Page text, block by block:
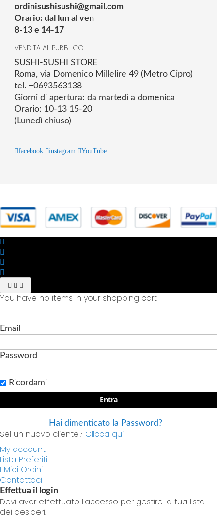
ordinisushisushi@gmail.com
Orario: dal lun al ven
8-13 e 14-17
VENDITA AL PUBBLICO
SUSHI-SUSHI STORE
Roma, via Domenico Millelire 49 (Metro Cipro)
tel. +0693563138
Giorni di apertura: da martedì a domenica
Orario: 10-13 15-20
(Lunedì chiuso)
facebook instagram YouTube
You have no items in your shopping cart
Email
Password
Ricordami
Entra
Hai dimenticato la Password?
Sei un nuovo cliente? Clicca qui.
My account
Lista Preferiti
I Miei Ordini
Contattaci
Effettua il login
Devi aver effettuato l'accesso per gestire la tua lista
dei desideri.